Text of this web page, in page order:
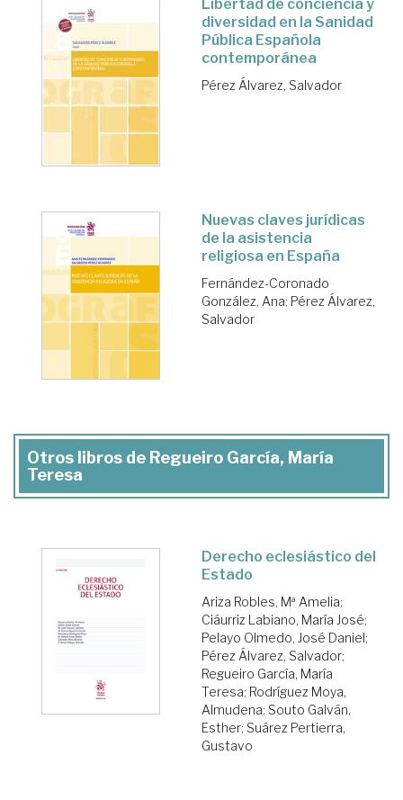
Libertad de conciencia y
diversidad en la Sanidad
Pública Española
contemporánea
Pérez Álvarez, Salvador
Nuevas claves jurídicas
de la asistencia
religiosa en España
Fernández-Coronado
González, Ana; Pérez Álvarez,
Salvador
Otros libros de Regueiro García, María
Teresa
Derecho eclesiástico del
Estado
Ariza Robles, Mª Amelia;
Ciáurriz Labiano, María José;
Pelayo Olmedo, José Daniel;
Pérez Álvarez, Salvador;
Regueiro García, María
Teresa; Rodríguez Moya,
Almudena; Souto Galván,
Esther; Suárez Pertierra,
Gustavo